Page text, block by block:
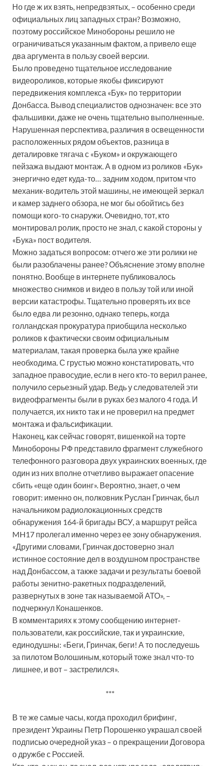
Но где ж их взять, непредвзятых, – особенно среди
официальных лиц западных стран? Возможно,
поэтому российское Минобороны решило не
ограничиваться указанным фактом, а привело еще
два аргумента в пользу своей версии.
Было проведено тщательное исследование
видеороликов, которые якобы фиксируют
передвижения комплекса «Бук» по территории
Донбасса. Вывод специалистов однозначен: все это
фальшивки, даже не очень тщательно выполненные.
Нарушенная перспектива, различия в освещенности
расположенных рядом объектов, разница в
деталировке тягача с «Буком» и окружающего
пейзажа выдают монтаж. А в одном из роликов «Бук»
энергично едет куда-то… задним ходом, притом что
механик-водитель этой машины, не имеющей зеркал
и камер заднего обзора, не мог бы обойтись без
помощи кого-то снаружи. Очевидно, тот, кто
монтировал ролик, просто не знал, с какой стороны у
«Бука» пост водителя.
Можно задаться вопросом: отчего же эти ролики не
были разоблачены ранее? Объяснение этому вполне
понятно. Вообще в интернете публиковалось
множество снимков и видео в пользу той или иной
версии катастрофы. Тщательно проверять их все
было едва ли резонно, однако теперь, когда
голландская прокуратура приобщила несколько
роликов к фактически своим официальным
материалам, такая проверка была уже крайне
необходима. С грустью можно констатировать, что
западное правосудие, если в него кто-то верил ранее,
получило серьезный удар. Ведь у следователей эти
видеофрагменты были в руках без малого 4 года. И
получается, их никто так и не проверил на предмет
монтажа и фальсификации.
Наконец, как сейчас говорят, вишенкой на торте
Минобороны РФ представило фрагмент служебного
телефонного разговора двух украинских военных, где
один из них вполне отчетливо выражает опасение
сбить «еще один боинг». Вероятно, знает, о чем
говорит: именно он, полковник Руслан Гринчак, был
начальником радиолокационных средств
обнаружения 164-й бригады ВСУ, а маршрут рейса
MH17 пролегал именно через ее зону обнаружения.
«Другими словами, Гринчак достоверно знал
истинное состояние дел в воздушном пространстве
над Донбассом, а также задачи и результаты боевой
работы зенитно-ракетных подразделений,
развернутых в зоне так называемой АТО», –
подчеркнул Конашенков.
В комментариях к этому сообщению интернет-
пользователи, как российские, так и украинские,
единодушны: «Беги, Гринчак, беги! А то последуешь
за пилотом Волошиным, который тоже знал что-то
лишнее, и вот – застрелился».
***
В те же самые часы, когда проходил брифинг,
президент Украины Петр Порошенко украшал своей
подписью очередной указ – о прекращении Договора
о дружбе с Россией.